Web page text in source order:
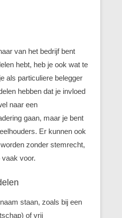
van het bedrijf bent
hebt, heb je ook wat te
als particuliere belegger
hebben dat je invloed
naar een
gaan, maar je bent
Er kunnen ook
zonder stemrecht,
voor.
staan, zoals bij een
of vrij